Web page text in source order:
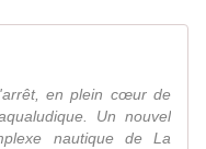
en plein cœur de
Un nouvel
nautique de La